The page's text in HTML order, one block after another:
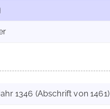
1346 (Abschrift von 1461)